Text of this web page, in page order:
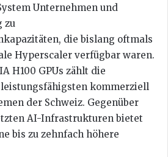
Unternehmen und
zu
die bislang oftmals
Hyperscaler verfügbar waren.
H100 GPUs zählt die
kommerziell
der Schweiz. Gegenüber
AI-Infrastrukturen bietet
bis zu zehnfach höhere